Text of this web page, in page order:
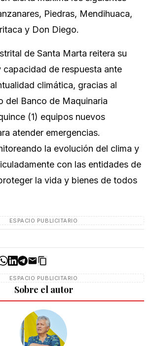
Piedras, Mendihuaca,
y Don Diego.
de Santa Marta reitera su
capacidad de respuesta ante
climática, gracias al
del Banco de Maquinaria
(1) equipos nuevos
atender emergencias.
la evolución del clima y
con las entidades de
la vida y bienes de todos
ESPACIO PUBLICITARIO
ESPACIO PUBLICITARIO
Sobre el autor